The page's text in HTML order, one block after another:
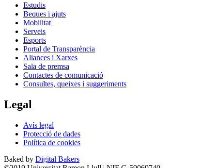
Estudis
Beques i ajuts
Mobilitat
Serveis
Esports
Portal de Transparència
Aliances i Xarxes
Sala de premsa
Contactes de comunicació
Consultes, queixes i suggeriments
Legal
Avís legal
Protecció de dades
Política de cookies
Baked by Digital Bakers